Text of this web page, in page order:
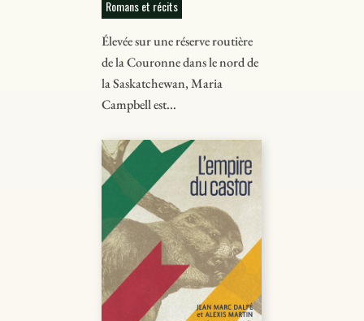
Romans et récits
Élevée sur une réserve routière
de la Couronne dans le nord de
la Saskatchewan, Maria
Campbell est...